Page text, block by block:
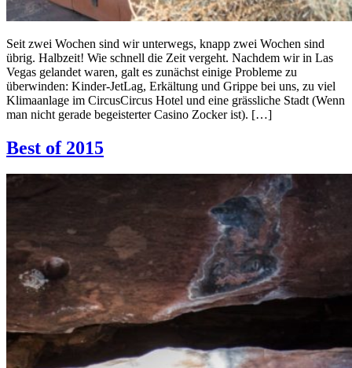
Seit zwei Wochen sind wir unterwegs, knapp zwei Wochen sind
übrig. Halbzeit! Wie schnell die Zeit vergeht. Nachdem wir in Las
Vegas gelandet waren, galt es zunächst einige Probleme zu
überwinden: Kinder-JetLag, Erkältung und Grippe bei uns, zu viel
Klimaanlage im CircusCircus Hotel und eine grässliche Stadt (Wenn
man nicht gerade begeisterter Casino Zocker ist). […]
Best of 2015